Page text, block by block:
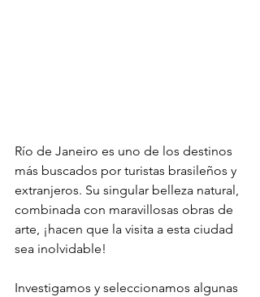
Río de Janeiro es uno de los destinos
más buscados por turistas brasileños y
extranjeros. Su singular belleza natural,
combinada con maravillosas obras de
arte, ¡hacen que la visita a esta ciudad
sea inolvidable!
Investigamos y seleccionamos algunas